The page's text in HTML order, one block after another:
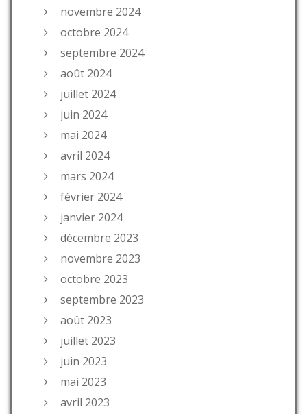
novembre 2024
octobre 2024
septembre 2024
août 2024
juillet 2024
juin 2024
mai 2024
avril 2024
mars 2024
février 2024
janvier 2024
décembre 2023
novembre 2023
octobre 2023
septembre 2023
août 2023
juillet 2023
juin 2023
mai 2023
avril 2023